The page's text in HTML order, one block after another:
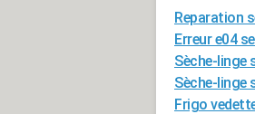
Reparation
Erreur e04
Sèche-linge
Sèche-linge
Frigo